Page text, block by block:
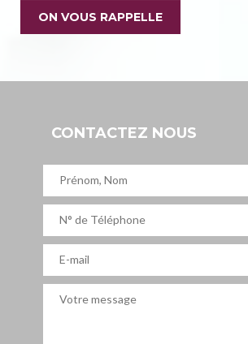
ON VOUS RAPPELLE
CONTACTEZ NOUS